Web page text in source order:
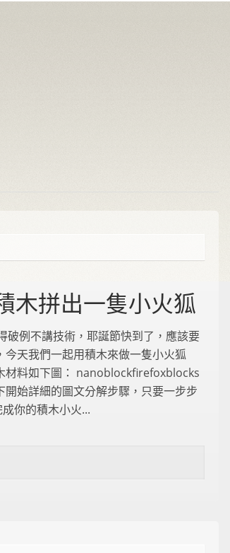
木拼出一隻小火狐
例不講技術，耶誕節快到了，應該要
今天我們一起用積木來做一隻小火狐
材料如下圖： nanoblockfirefoxblocks
開始詳細的圖文分解步驟，只要一步步
你的積木小火...